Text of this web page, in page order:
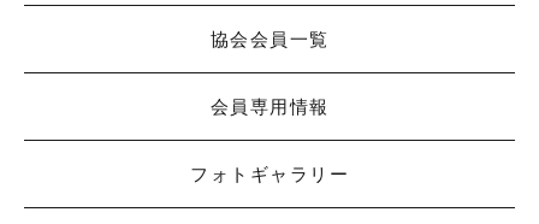
協会会員一覧
会員専用情報
フォトギャラリー